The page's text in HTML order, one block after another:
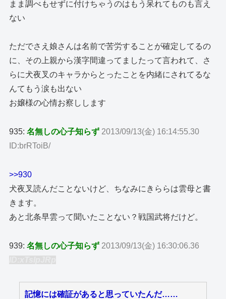
まま調べもせずに付けちゃうのはもう呆れてものも言え
ない
ただでさえ娘さんは名前で苦労することが確定してるの
に、その上親から漢字間違ってましたって言われて、さ
らに犬夜叉のキャラからとったことを内緒にされてるな
んてもう涙も出ない
お嬢様の心情お察しします
935:名無しの心子知らず 2013/09/13(金) 16:14:55.30
ID:brRToiB/
>>930
犬夜叉読んだことないけど、ちなみにきららは雲母と書
きます。
あと北条早雲って聞いたことない？戦国武将だけど。
939:名無しの心子知らず 2013/09/13(金) 16:30:06.36
記憶には確証があると思っていたんだ……